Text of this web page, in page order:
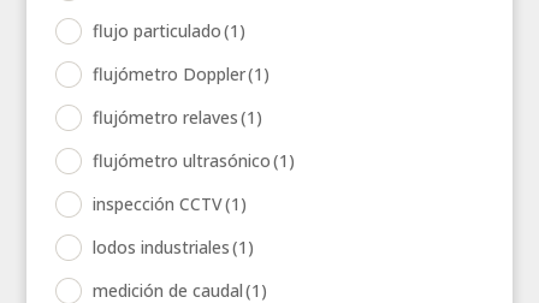
flujo particulado(1)
flujómetro Doppler(1)
flujómetro relaves(1)
flujómetro ultrasónico(1)
inspección CCTV(1)
lodos industriales(1)
medición de caudal(1)